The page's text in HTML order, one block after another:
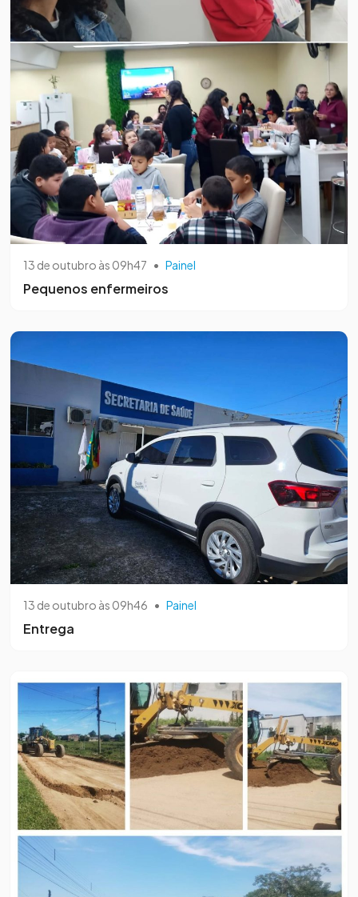
13 de outubro às 09h47 • Painel
Pequenos enfermeiros
13 de outubro às 09h46 • Painel
Entrega